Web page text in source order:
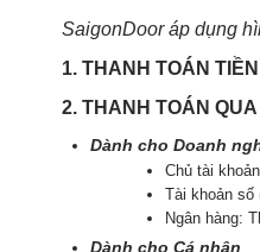
SaigonDoor áp dụng
1. THANH TOÁN
2. THANH TOÁN
Dành cho Doanh
Chủ tài
Tài khoản
Ngân hàng:
Dành cho Cá nhân